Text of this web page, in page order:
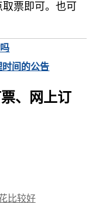
票即可。也可
时间的公告
、网上订
比较好